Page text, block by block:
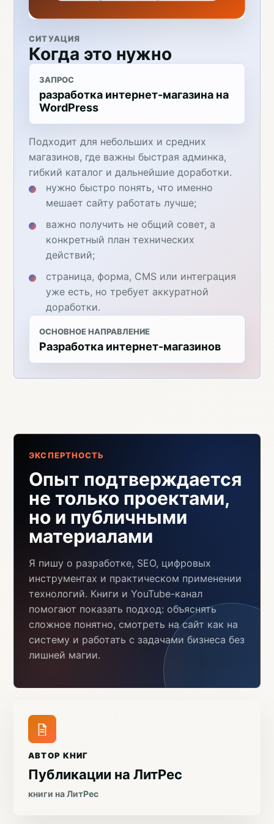
СИТУАЦИЯ
Когда это нужно
ЗАПРОС
разработка интернет-магазина на
WordPress
Подходит для небольших и средних
магазинов, где важны быстрая админка,
гибкий каталог и дальнейшие доработки.
нужно быстро понять, что именно
мешает сайту работать лучше;
важно получить не общий совет, а
конкретный план технических
действий;
страница, форма, CMS или интеграция
уже есть, но требует аккуратной
доработки.
ОСНОВНОЕ НАПРАВЛЕНИЕ
Разработка интернет-магазинов
ЭКСПЕРТНОСТЬ
Опыт подтверждается
не только проектами,
но и публичными
материалами
Я пишу о разработке, SEO, цифровых
инструментах и практическом применении
технологий. Книги и YouTube-канал
помогают показать подход: объяснять
сложное понятно, смотреть на сайт как на
систему и работать с задачами бизнеса без
лишней магии.
АВТОР КНИГ
Публикации на ЛитРес
книги на ЛитРес